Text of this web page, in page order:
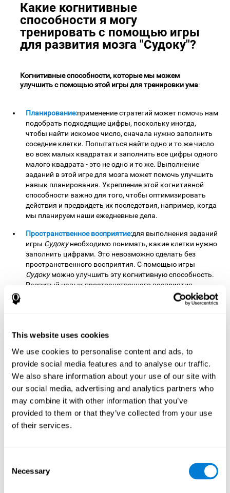
This website uses cookies
We use cookies to personalise content and ads, to
provide social media features and to analyse our traffic.
We also share information about your use of our site with
our social media, advertising and analytics partners who
may combine it with other information that you’ve
provided to them or that they’ve collected from your use
of their services.
Selection
Necessary
Какие когнитивные
способности я могу
тренировать с помощью игры
для развития мозга "Судоку"?
Когнитивные способности, которые мы можем
улучшить с помощью этой игры для тренировки ума:
Планирование:применение стратегий может помочь нам
подобрать подходящие цифры, поскольку иногда,
чтобы найти искомое число, сначала нужно заполнить
соседние клетки. Попытаться найти одно и то же число
во всех малых квадратах и заполнить все цифры одного
малого квадрата - это не одно и то же. Выполнение
заданий в этой игре для мозга может помочь улучшить
навык планирования. Укрепление этой когнитивной
способности важно для того, чтобы оптимизировать
действия и предвидеть их последствия, например, когда
мы планируем наши ежедневные дела.
Пространственное восприятие:для выполнения заданий
игры Судокунеобходимо понимать, какие клетки нужно
заполнить цифрами. Это невозможно сделать без
пространственного восприятия. С помощью игры
Судокуможно улучшить эту когнитивную способность.
Развитый навык пространственного восприятия
позволяет нам корректно перемещаться в окружающем
пространстве, например, не заезжать на соседнюю
Ингибиция:типичная ошибка в этом задании -
записать его в неправильном квадрате. Важно вовремя
обнаружить ошибку и остановиться. Окружающая
среда сложна и постоянно меняется, в связи с чем мы
можем выполнять действия, не соответствующие той
или иной ситуации, из-за происходящих изменений или
из-за того, что мы ошиблись. Очень важно уметь
вовремя остановиться, чтобы избежать этих проблем.
Это случается, например, когда мы пишем сообщение
Кратковременная фонологическая память: